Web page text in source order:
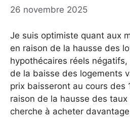
26 novembre 2025
Je suis optimiste quant aux
en raison de la hausse des
hypothécaires réels
de la baisse des logements
prix baisseront au cours des
raison de la hausse des
cherche à acheter